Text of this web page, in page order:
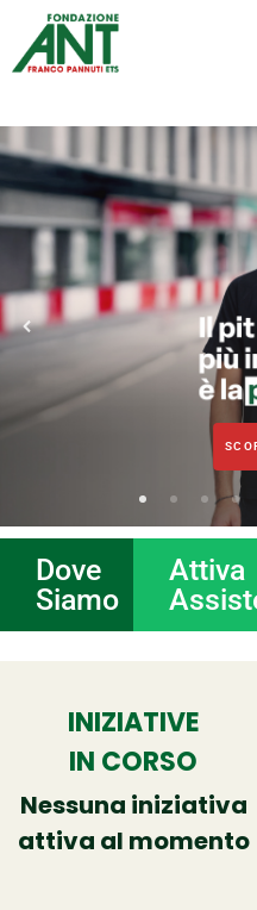
Dove
Siamo
Attiva
INIZIATIVE
IN CORSO
Nessuna iniziativa
attiva al momento